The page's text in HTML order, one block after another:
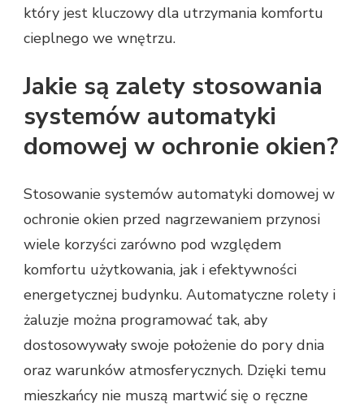
który jest kluczowy dla utrzymania komfortu
cieplnego we wnętrzu.
Jakie są zalety stosowania
systemów automatyki
domowej w ochronie okien?
Stosowanie systemów automatyki domowej w
ochronie okien przed nagrzewaniem przynosi
wiele korzyści zarówno pod względem
komfortu użytkowania, jak i efektywności
energetycznej budynku. Automatyczne rolety i
żaluzje można programować tak, aby
dostosowywały swoje położenie do pory dnia
oraz warunków atmosferycznych. Dzięki temu
mieszkańcy nie muszą martwić się o ręczne